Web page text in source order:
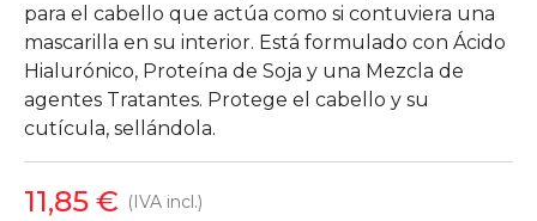
para el cabello que actúa como si contuviera una
mascarilla en su interior. Está formulado con Ácido
Hialurónico, Proteína de Soja y una Mezcla de
agentes Tratantes. Protege el cabello y su
cutícula, sellándola.
11,85 € (IVA incl.)